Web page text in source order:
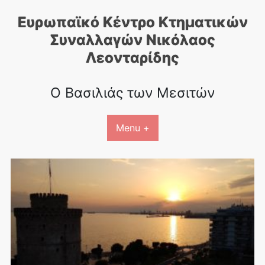
Ευρωπαϊκό Κέντρο Κτηματικών
Συναλλαγών Nικόλαος
Λεονταρίδης
Ο Βασιλιάς των Μεσιτών
Menu +